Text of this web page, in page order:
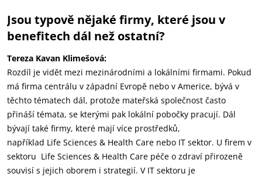
Jsou typově nějaké firmy, které jsou v
benefitech dál než ostatní?
Tereza Kavan Klimešová:
Rozdíl je vidět mezi mezinárodními a lokálními firmami. Pokud
má firma centrálu v západní Evropě nebo v Americe, bývá v
těchto tématech dál, protože mateřská společnost často
přináší témata, se kterými pak lokální pobočky pracují. Dál
bývají také firmy, které mají více prostředků,
například Life Sciences & Health Care nebo IT sektor. U firem v
sektoru Life Sciences & Health Care péče o zdraví přirozeně
souvisí s jejich oborem i strategií. V IT sektoru je